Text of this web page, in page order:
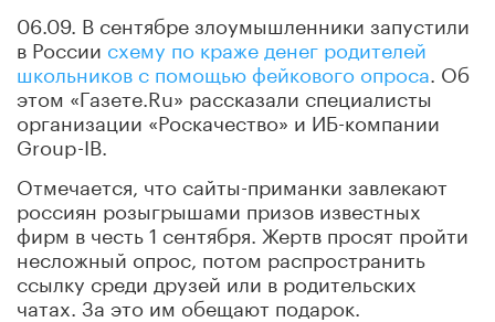
06.09. В сентябре злоумышленники запустили
в России схему по краже денег родителей
школьников с помощью фейкового опроса . Об
этом «Газете.Ru» рассказали специалисты
организации «Роскачество» и ИБ-компании
Group-IB.
Отмечается, что сайты-приманки завлекают
россиян розыгрышами призов известных
фирм в честь 1 сентября. Жертв просят пройти
несложный опрос, потом распространить
ссылку среди друзей или в родительских
чатах. За это им обещают подарок.